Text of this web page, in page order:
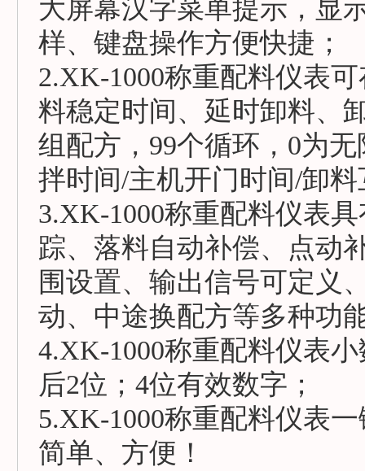
大屏幕汉字菜单提示，显
样、键盘操作方便快捷；
2.XK-1000称重配料仪表
料稳定时间、延时卸料、
组配方，99个循环，0为
拌时间/主机开门时间/卸
3.XK-1000称重配料仪表
踪、落料自动补偿、点动
围设置、输出信号可定义
动、中途换配方等多种功
4.XK-1000称重配料仪表
后2位；4位有效数字；
5.XK-1000称重配料仪表
简单、方便！